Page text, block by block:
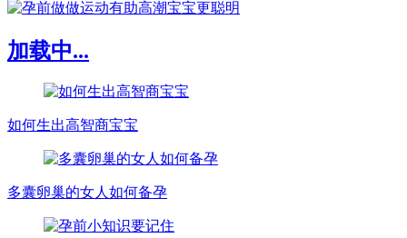
加载中...
如何生出高智商宝宝
多囊卵巢的女人如何备孕